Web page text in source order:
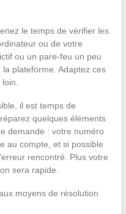
le temps de vérifier les
ou de votre
ou un pare-feu un peu
plateforme. Adaptez ces
il est temps de
quelques éléments
demande : votre numéro
au compte, et si possible
rencontré. Plus votre
sera rapide.
moyens de résolution